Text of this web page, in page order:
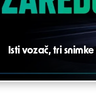
Isti vozač, tri